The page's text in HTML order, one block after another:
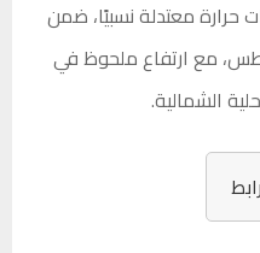
معتدلة نسبيًا، ضمن
مع ارتفاع ملحوظ في
الشمالية.